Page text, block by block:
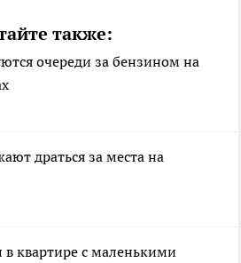
также:
очереди за бензином на
драться за места на
квартире с маленькими